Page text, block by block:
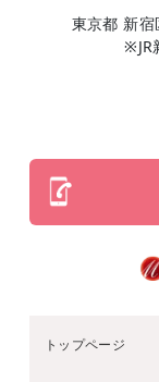
東京都 新
※JR
トップページ